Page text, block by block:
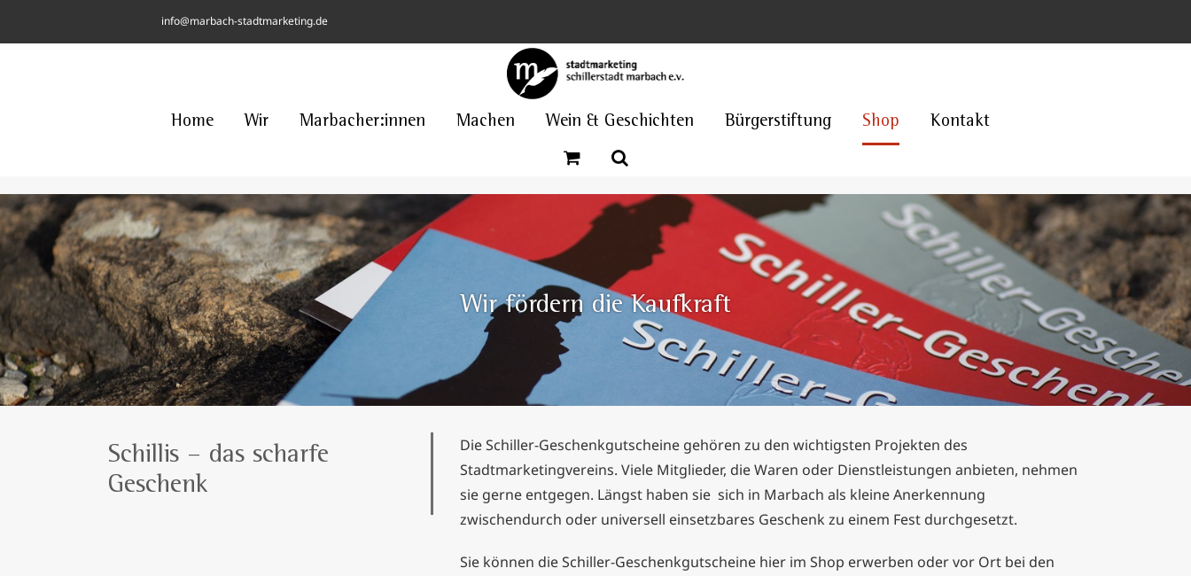
info@marbach-stadtmarketing.de
Home Wir Marbacher:innen Machen Wein & Geschichten Bürgerstiftung Shop Kontakt
Wir fördern die Kaufkraft
Schillis – das scharfe
Geschenk
Die Schiller-Geschenkgutscheine gehören zu den wichtigsten Projekten des
Stadtmarketingvereins. Viele Mitglieder, die Waren oder Dienstleistungen anbieten, nehmen
sie gerne entgegen. Längst haben sie sich in Marbach als kleine Anerkennung
zwischendurch oder universell einsetzbares Geschenk zu einem Fest durchgesetzt.
Sie können die Schiller-Geschenkgutscheine hier im Shop erwerben oder vor Ort bei den